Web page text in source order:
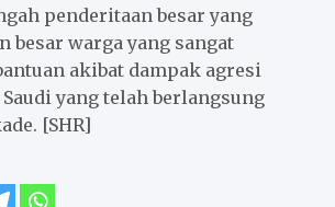
penderitaan besar yang
besar warga yang sangat
akibat dampak agresi
yang telah berlangsung
[SHR]